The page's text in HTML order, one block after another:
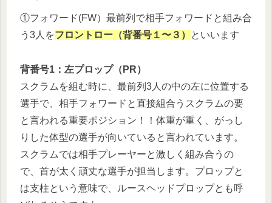
①フォワード(FW）最前列で相手フォワードと組み合
う3人をフロントロー（背番号１〜３） といいます
背番号1：左プロップ（PR）
スクラムを組む時に、最前列3人の中の左に位置する
選手で、相手フォワードと直接組合うスクラムの要
と言われる重要ポジション！！体重が重く、がっし
りした体型の選手が向いていると言われています。
スクラムでは相手プレーヤーと激しく組み合うの
で、首が太く頑丈な選手が担当します。プロップと
は支柱という意味で、ルースヘッドプロップとも呼